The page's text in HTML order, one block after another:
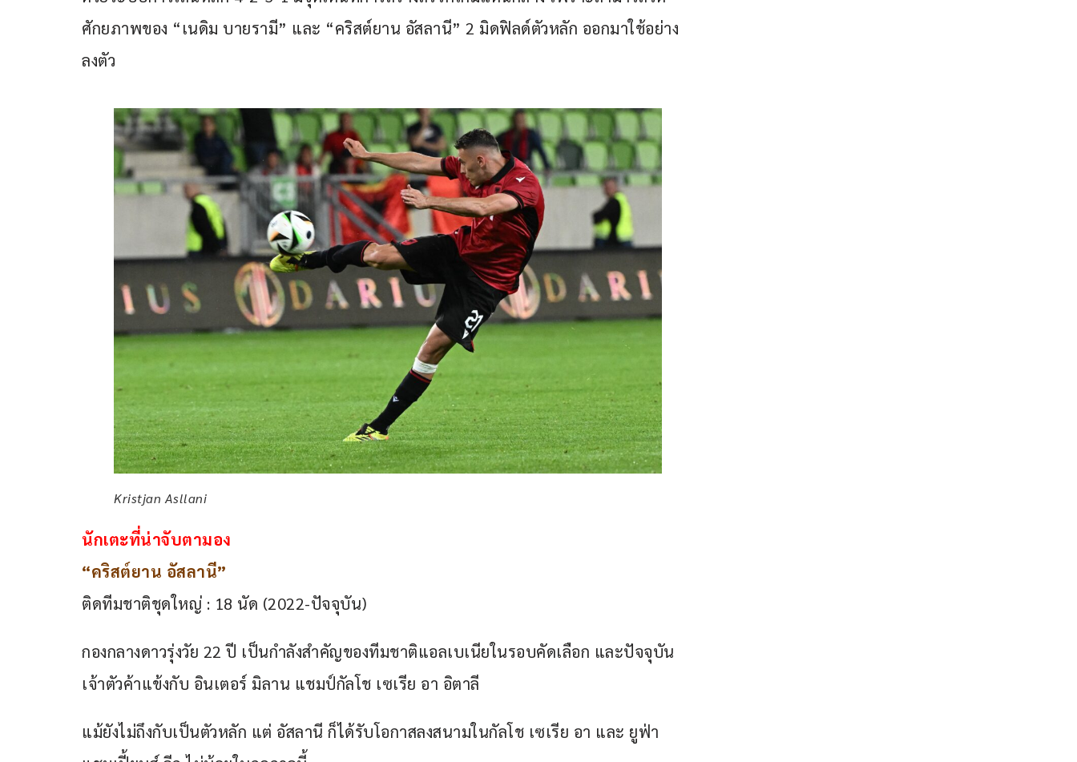
ศักยภาพของ “เนดิม บายรามี” และ “คริสต์ยาน อัสลานี” 2 มิดฟิลด์ตัวหลัก ออกมาใช้อย่าง
ลงตัว
Kristjan Asllani
นักเตะที่น่าจับตามอง
“คริสต์ยาน อัสลานี”
ติดทีมชาติชุดใหญ่ : 18 นัด (2022-ปัจจุบัน)
กองกลางดาวรุ่งวัย 22 ปี เป็นกำลังสำคัญของทีมชาติแอลเบเนียในรอบคัดเลือก และปัจจุบัน
เจ้าตัวค้าแข้งกับ อินเตอร์ มิลาน แชมป์กัลโช เซเรีย อา อิตาลี
แม้ยังไม่ถึงกับเป็นตัวหลัก แต่ อัสลานี ก็ได้รับโอกาสลงสนามในกัลโช เซเรีย อา และ ยูฟ่า